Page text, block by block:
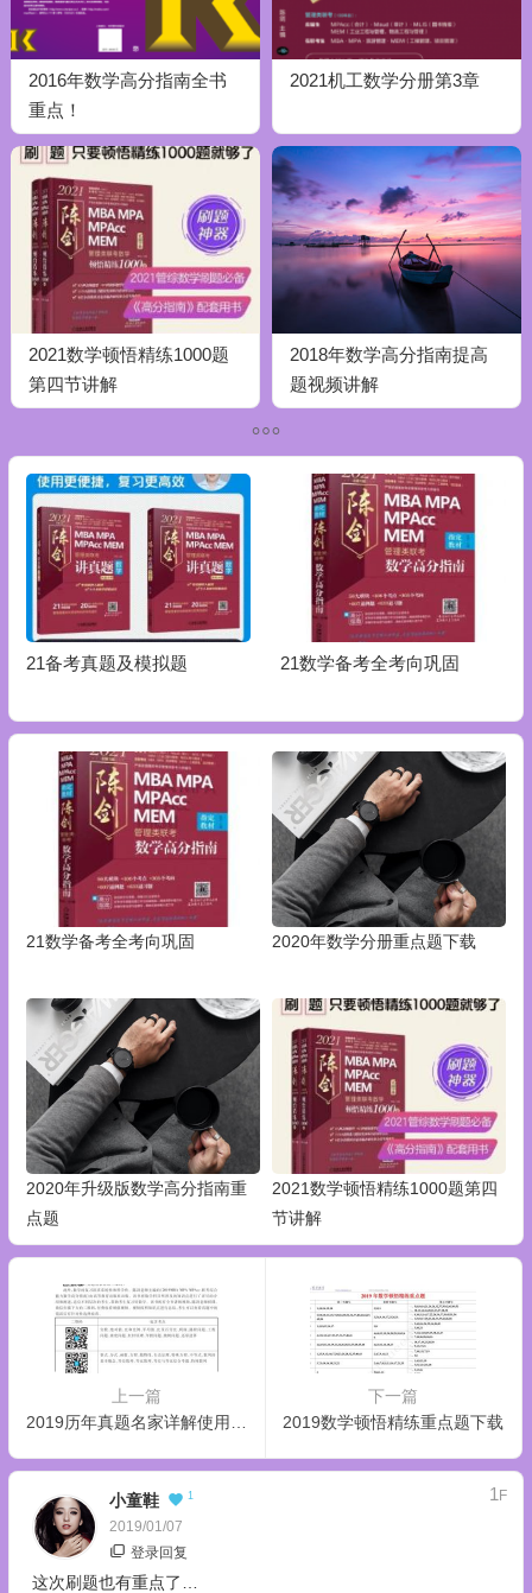
2016年数学高分指南全书
重点！
2021机工数学分册第3章
2021数学顿悟精练1000题
第四节讲解
2018年数学高分指南提高
题视频讲解
21备考真题及模拟题 21数学备考全考向巩固
21数学备考全考向巩固 2020年数学分册重点题下载
2020年升级版数学高分指南重
点题
2021数学顿悟精练1000题第四
节讲解
上一篇
下一篇
2019数学顿悟精练重点题下载
小童鞋 1
2019/01/07
1 F
登录回复
这次刷题也有重点了…